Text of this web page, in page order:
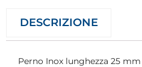
DESCRIZIONE
Perno Inox lunghezza 25